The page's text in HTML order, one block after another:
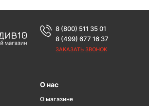
8 (800) 511 35 01
8 (499) 677 16 37
ЗАКАЗАТЬ ЗВОНОК
О нас
О магазине